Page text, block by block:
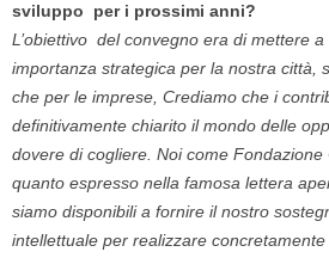
sviluppo per i prossimi anni?
L’obiettivo del convegno era di mettere
importanza strategica per la nostra città,
che per le imprese, Crediamo che i
definitivamente chiarito il mondo delle
dovere di cogliere. Noi come Fondazione
quanto espresso nella famosa lettera
siamo disponibili a fornire il nostro
intellettuale per realizzare